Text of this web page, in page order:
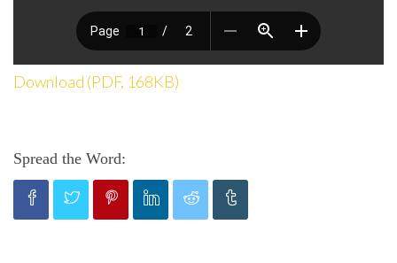
Download (PDF, 168KB)
Spread the Word: